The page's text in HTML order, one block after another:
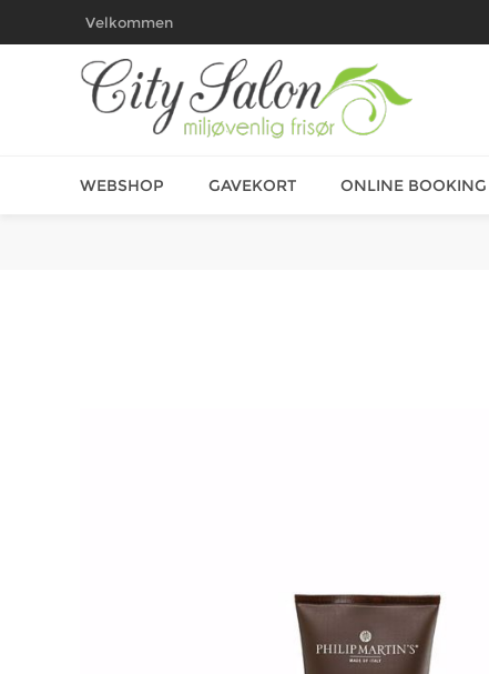
Velkommen
WEBSHOP GAVEKORT ONLINE BOOKING